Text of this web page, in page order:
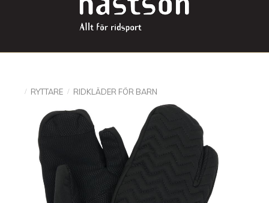
RYTTARE RIDKLÄDER FÖR BARN